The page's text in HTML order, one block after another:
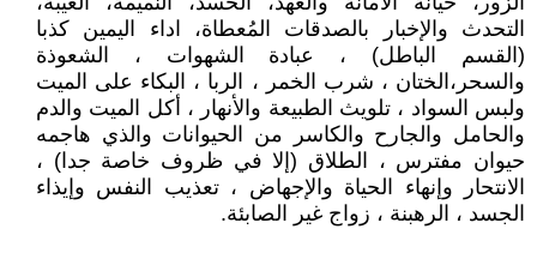
التحدث والإخبار بالصدقات المُعطاة، اداء اليمين كذبا
(القسم الباطل) ، عبادة الشهوات ، الشعوذة
والسحر،الختان ، شرب الخمر ، الربا ، البكاء على الميت
ولبس السواد ، تلويث الطبيعة والأنهار ، أكل الميت والدم
والحامل والجارح والكاسر من الحيوانات والذي هاجمه
حيوان مفترس ، الطلاق (إلا في ظروف خاصة جدا) ،
الانتحار وإنهاء الحياة والإجهاض ، تعذيب النفس وإيذاء
الجسد ، الرهبنة ، زواج غير الصابئة.